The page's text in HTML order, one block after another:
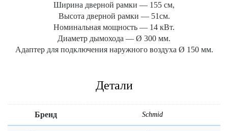
Ширина дверной рамки — 155 см,
Высота дверной рамки — 51см.
Номинальная мощность — 14 кВт.
Диаметр дымохода — Ø 300 мм.
Адаптер для подключения наружного воздуха Ø 150 мм.
Детали
Бренд Schmid